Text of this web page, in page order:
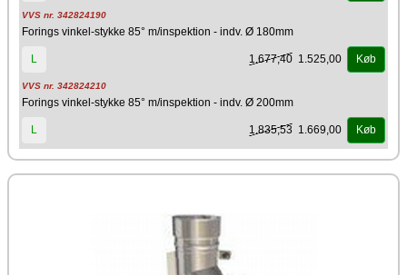
VVS nr. 342824190
Forings vinkel-stykke 85° m/inspektion - indv. Ø 180mm
L 1.677,40 1.525,00 Køb
VVS nr. 342824210
Forings vinkel-stykke 85° m/inspektion - indv. Ø 200mm
L 1.835,53 1.669,00 Køb